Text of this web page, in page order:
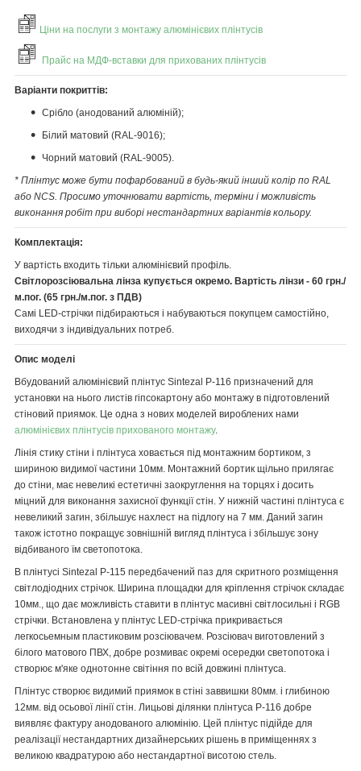
Ціни на послуги з монтажу алюмінієвих плінтусів
Прайс на МДФ-вставки для прихованих плінтусів
Варіанти покриттів:
Срібло (анодований алюміній);
Білий матовий (RAL-9016);
Чорний матовий (RAL-9005).
* Плінтус може бути пофарбований в будь-який інший колір по RAL
або NCS. Просимо уточнювати вартість, терміни і можливість
виконання робіт при виборі нестандартних варіантів кольору.
Комплектація:
У вартість входить тільки алюмінієвий профіль.
Світлорозсіювальна лінза купується окремо. Вартість лінзи - 60 грн./
м.пог. (65 грн./м.пог. з ПДВ)
Самі LED-стрічки підбираються і набуваються покупцем самостійно,
виходячи з індивідуальних потреб.
Опис моделі
Вбудований алюмінієвий плінтус Sintezal P-116 призначений для
установки на нього листів гіпсокартону або монтажу в підготовлений
стіновий приямок. Це одна з нових моделей вироблених нами
алюмінієвих плінтусів прихованого монтажу.
Лінія стику стіни і плінтуса ховається під монтажним бортиком, з
шириною видимої частини 10мм. Монтажний бортик щільно прилягає
до стіни, має невеликі естетичні заокруглення на торцях і досить
міцний для виконання захисної функції стін. У нижній частині плінтуса є
невеликий загин, збільшує нахлест на підлогу на 7 мм. Даний загин
також істотно покращує зовнішній вигляд плінтуса і збільшує зону
відбиваного їм светопотока.
В плінтусі Sintezal P-115 передбачений паз для скритного розміщення
світлодіодних стрічок. Ширина площадки для кріплення стрічок складає
10мм., що дає можливість ставити в плінтус масивні світлосильні і RGB
стрічки. Встановлена у плінтус LED-стрічка прикривається
легкосьемным пластиковим розсіювачем. Розсіювач виготовлений з
білого матового ПВХ, добре розмиває окремі осередки светопотока і
створює м'яке однотонне світіння по всій довжині плінтуса.
Плінтус створює видимий приямок в стіні заввишки 80мм. і глибиною
12мм. від осьової лінії стін. Лицьові ділянки плінтуса Р-116 добре
виявляє фактуру анодованого алюмінію. Цей плінтус підійде для
реалізації нестандартних дизайнерських рішень в приміщеннях з
великою квадратурою або нестандартної висотою стель.